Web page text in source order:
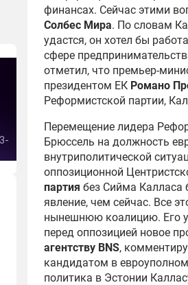
финансах. Сейчас этими
Солбес Мира. По словам
удастся, он хотел бы
сфере
отметил, что премьер-
президентом ЕК Романо
Реформистской партии,
Перемещение лидера
Брюссель на должность
внутриполитической
оппозиционной
партия без Сийма Калласа
явление, чем сейчас. Все
нынешнюю коалицию. Его
перед оппозицией новое
агентству BNS,
кандидатом в
политика в Эстонии